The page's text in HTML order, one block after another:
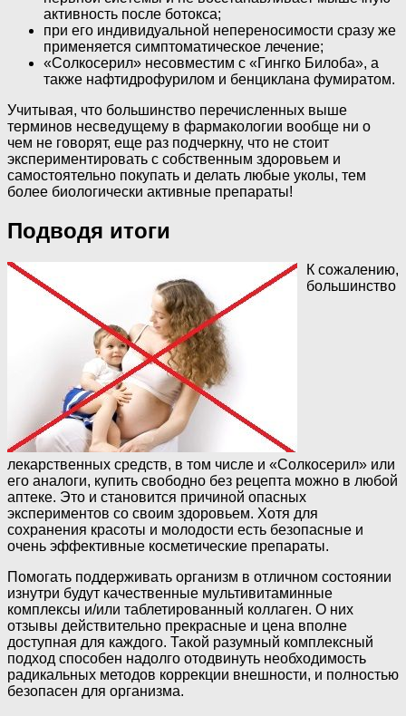
активность после ботокса;
при его индивидуальной непереносимости сразу же
применяется симптоматическое лечение;
«Солкосерил» несовместим с «Гингко Билоба», а
также нафтидрофурилом и бенциклана фумиратом.
Учитывая, что большинство перечисленных выше
терминов несведущему в фармакологии вообще ни о
чем не говорят, еще раз подчеркну, что не стоит
экспериментировать с собственным здоровьем и
самостоятельно покупать и делать любые уколы, тем
более биологически активные препараты!
Подводя итоги
К сожалению,
большинство
лекарственных средств, в том числе и «Солкосерил» или
его аналоги, купить свободно без рецепта можно в любой
аптеке. Это и становится причиной опасных
экспериментов со своим здоровьем. Хотя для
сохранения красоты и молодости есть безопасные и
очень эффективные косметические препараты.
Помогать поддерживать организм в отличном состоянии
изнутри будут качественные мультивитаминные
комплексы и/или таблетированный коллаген. О них
отзывы действительно прекрасные и цена вполне
доступная для каждого. Такой разумный комплексный
подход способен надолго отодвинуть необходимость
радикальных методов коррекции внешности, и полностью
безопасен для организма.